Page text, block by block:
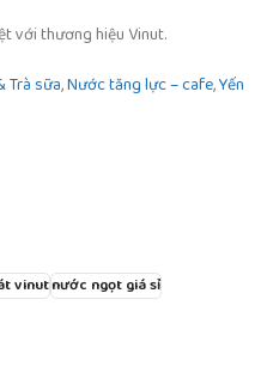
với thương hiệu Vinut.
Trà sữa,Nước tăng lực – cafe,Yến
vinutnước ngọt giá sỉ